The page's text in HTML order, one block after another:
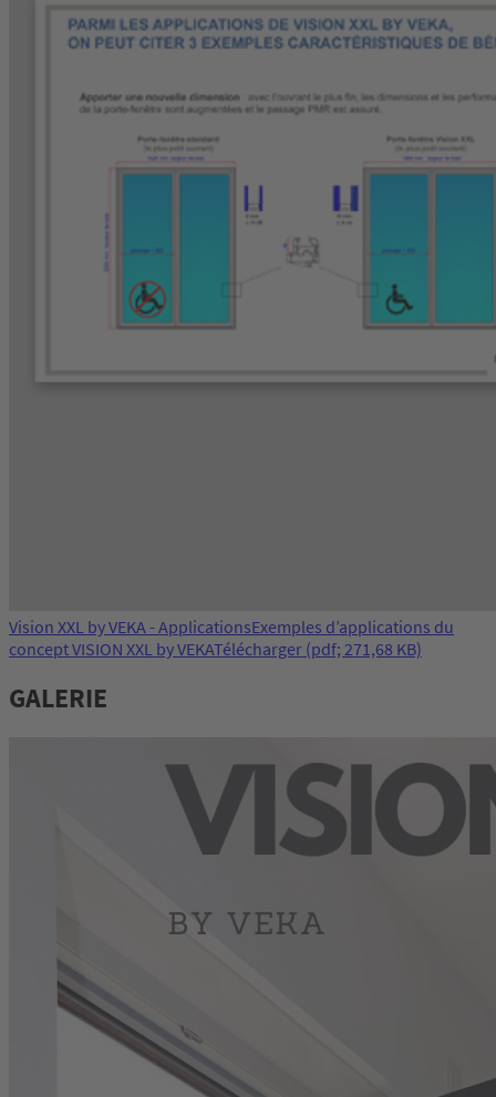
Vision XXL by VEKA - ApplicationsExemples d’applications du
concept VISION XXL by VEKATélécharger (pdf; 271,68 KB)
GALERIE